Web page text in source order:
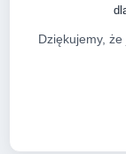
Dziękujemy,